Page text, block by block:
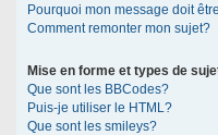
Pourquoi mon message doit
Comment remonter mon sujet?
Mise en forme et types de
Que sont les BBCodes?
Puis-je utiliser le HTML?
Que sont les smileys?